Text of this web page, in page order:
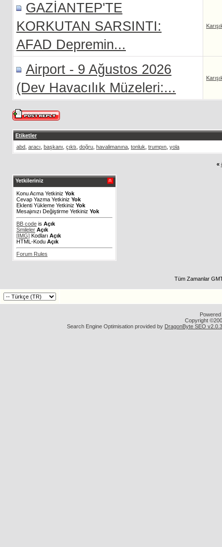
GAZİANTEP'TE
KORKUTAN SARSINTI:
AFAD Depremin...
Airport - 9 Ağustos 2026
(Dev Havacılık Müzeleri:...
Etiketler
abd aracı başkanı çıktı doğru havalimanına tonluk trumpın yola
«
Yetkileriniz
Konu Acma Yetkiniz Yok
Cevap Yazma Yetkiniz Yok
Eklenti Yükleme Yetkiniz Yok
Mesajınızı Değiştirme Yetkiniz Yok
BB code is Açık
Smileler Açık
[IMG] Kodları Açık
HTML-Kodu Açık
Forum Rules
Tüm Zamanlar
Copyright
Search Engine Optimisation provided by DragonByte SEO